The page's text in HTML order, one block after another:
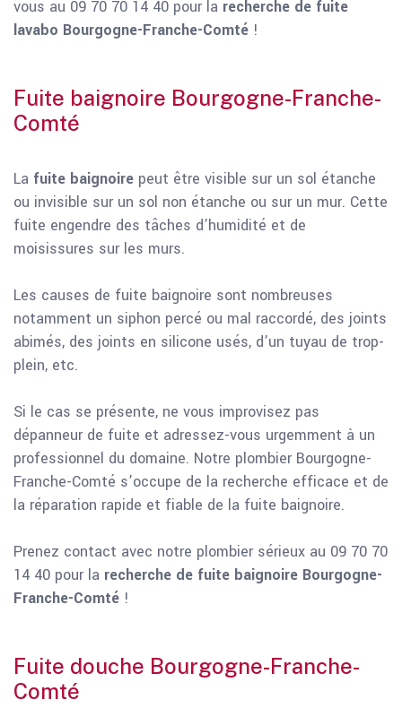
vous au 09 70 70 14 40 pour la recherche de fuite
lavabo Bourgogne-Franche-Comté !
Fuite baignoire Bourgogne-Franche-
Comté
La fuite baignoire peut être visible sur un sol étanche
ou invisible sur un sol non étanche ou sur un mur. Cette
fuite engendre des tâches d’humidité et de
moisissures sur les murs.
Les causes de fuite baignoire sont nombreuses
notamment un siphon percé ou mal raccordé, des joints
abimés, des joints en silicone usés, d’un tuyau de trop-
plein, etc.
Si le cas se présente, ne vous improvisez pas
dépanneur de fuite et adressez-vous urgemment à un
professionnel du domaine. Notre plombier Bourgogne-
Franche-Comté s’occupe de la recherche efficace et de
la réparation rapide et fiable de la fuite baignoire.
Prenez contact avec notre plombier sérieux au 09 70 70
14 40 pour la recherche de fuite baignoire Bourgogne-
Franche-Comté !
Fuite douche Bourgogne-Franche-
Comté